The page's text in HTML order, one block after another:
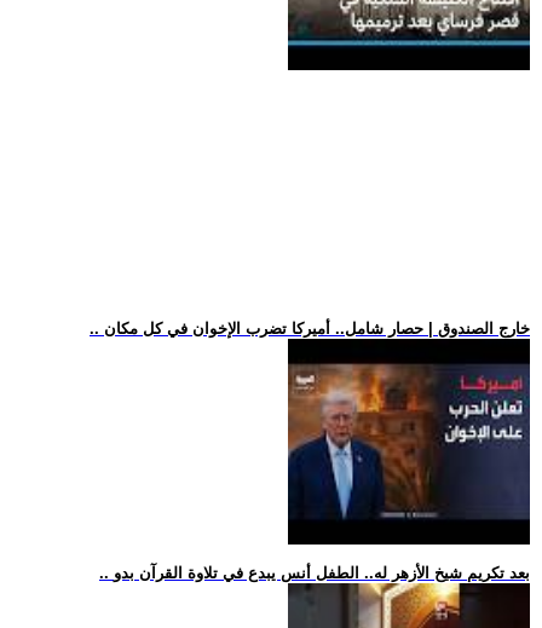
.. خارج الصندوق | حصار شامل.. أميركا تضرب الإخوان في كل مكان
.. بعد تكريم شيخ الأزهر له.. الطفل أنس يبدع في تلاوة القرآن بدو